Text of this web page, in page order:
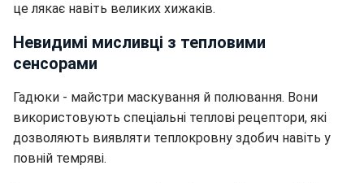
це лякає навіть великих хижаків.
Невидимі мисливці з тепловими
сенсорами
Гадюки - майстри маскування й полювання. Вони
використовують спеціальні теплові рецептори, які
дозволяють виявляти теплокровну здобич навіть у
повній темряві.